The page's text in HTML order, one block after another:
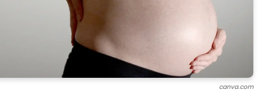
canva.com